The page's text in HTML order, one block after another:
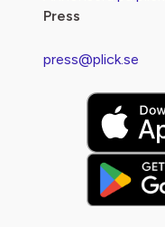
Press
press@plick.se